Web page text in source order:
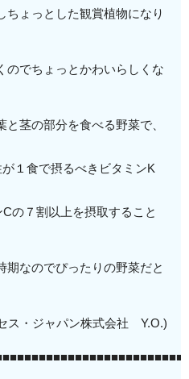
ちょっとした観賞植物になり
のでちょっとかわいらしくな
茎の部分を食べる野菜で、
１食で摂るべきビタミンK
の７割以上を摂取すること
期なのでぴったりの野菜だと
ス・ジャパン株式会社 Y.O.)